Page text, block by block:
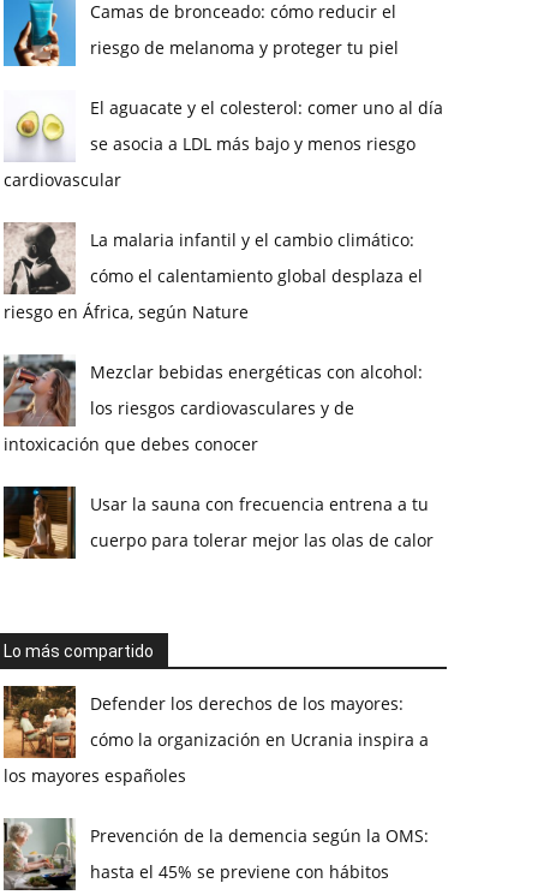
Camas de bronceado: cómo reducir el
riesgo de melanoma y proteger tu piel
El aguacate y el colesterol: comer uno al día
se asocia a LDL más bajo y menos riesgo
cardiovascular
La malaria infantil y el cambio climático:
cómo el calentamiento global desplaza el
riesgo en África, según Nature
Mezclar bebidas energéticas con alcohol:
los riesgos cardiovasculares y de
intoxicación que debes conocer
Usar la sauna con frecuencia entrena a tu
cuerpo para tolerar mejor las olas de calor
Lo más compartido
Defender los derechos de los mayores:
cómo la organización en Ucrania inspira a
los mayores españoles
Prevención de la demencia según la OMS:
hasta el 45% se previene con hábitos